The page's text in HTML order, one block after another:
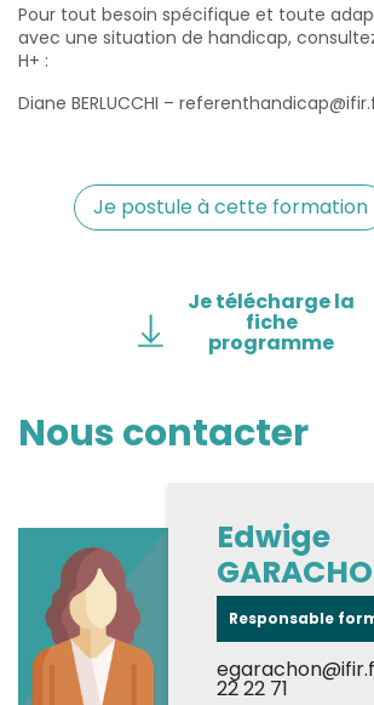
Pour tout besoin spécifique et toute
avec une situation de handicap,
H+ :
Diane BERLUCCHI –
Je postule à cette formation
Je télécharge la
fiche
programme
Nous contacter
Edwige
Responsable
22 22 71